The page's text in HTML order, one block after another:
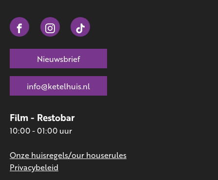
Film - Restobar
10:00 - 01:00 uur
Onze huisregels/our houserules
Privacybeleid
Nieuwsbrief
info@ketelhuis.nl